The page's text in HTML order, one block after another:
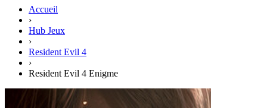
Accueil
›
Hub Jeux
›
Resident Evil 4
›
Resident Evil 4 Enigme